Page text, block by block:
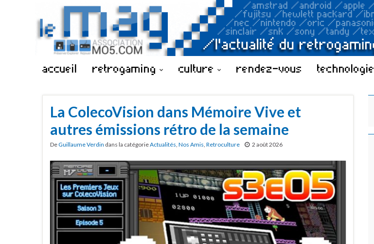
accueil retrogaming culture rendez-vous technologie
La ColecoVision dans Mémoire Vive et
autres émissions rétro de la semaine
DeGuillaume Verdin dans la catégorieActualités, Nos Amis, Retroculture 2 août 2026